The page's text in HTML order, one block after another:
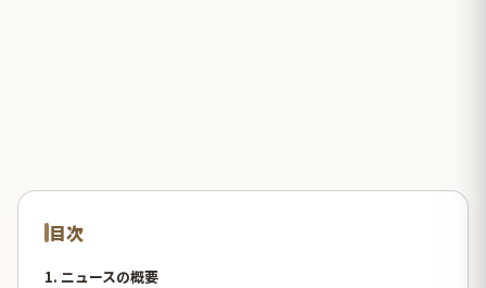
目次
1. ニュースの概要